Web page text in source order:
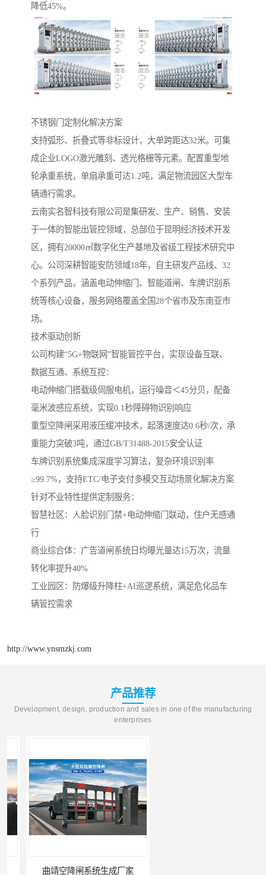
降低45%。
不锈钢门定制化解决方案‌
支持弧形、折叠式等非标设计，大单跨距达32米。可集
成企业LOGO激光雕刻、透光格栅等元素。配置重型地
轮承重系统，单扇承重可达1.2吨，满足物流园区大型车
辆通行需求。
云南实名智科技有限公司是集研发、生产、销售、安装
于一体的智能出管控领域，总部位于昆明经济技术开发
区，拥有20000㎡数字化生产基地及省级工程技术研究中
心。公司深耕智能安防领域18年，自主研发产品线、32
个系列产品，涵盖电动伸缩门、智能道闸、车牌识别系
统等核心设备，服务网络覆盖全国28个省市及东南亚市
场。
‌技术驱动创新‌
公司构建“5G+物联网”智能管控平台，实现设备互联、
数据互通、系统互控：
电动伸缩门搭载级伺服电机，运行噪音＜45分贝，配备
毫米波感应系统，实现0.1秒障碍物识别响应
重型空降闸采用液压缓冲技术，起落速度达0.6秒/次，承
重能力突破3吨，通过GB/T31488-2015安全认证
车牌识别系统集成深度学习算法，复杂环境识别率
≥99.7%，支持ETC/电子支付多模交互动场景化解决方案‌
针对不业特性提供定制服务：
‌智慧社区‌：人脸识别门禁+电动伸缩门联动，住户无感通
行
‌商业综合体‌：广告道闸系统日均曝光量达15万次，流量
转化率提升40%
‌工业园区‌：防爆级升降柱+AI巡逻系统，满足危化品车
辆管控需求
http://www.ynsmzkj.com
产品推荐
Development, design, production and sales in one of the manufacturing
enterprises
曲靖空降闸系统生成厂家